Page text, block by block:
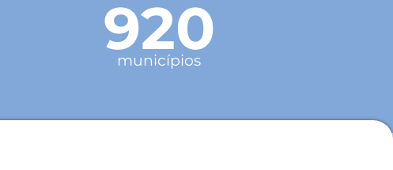
920
municípios